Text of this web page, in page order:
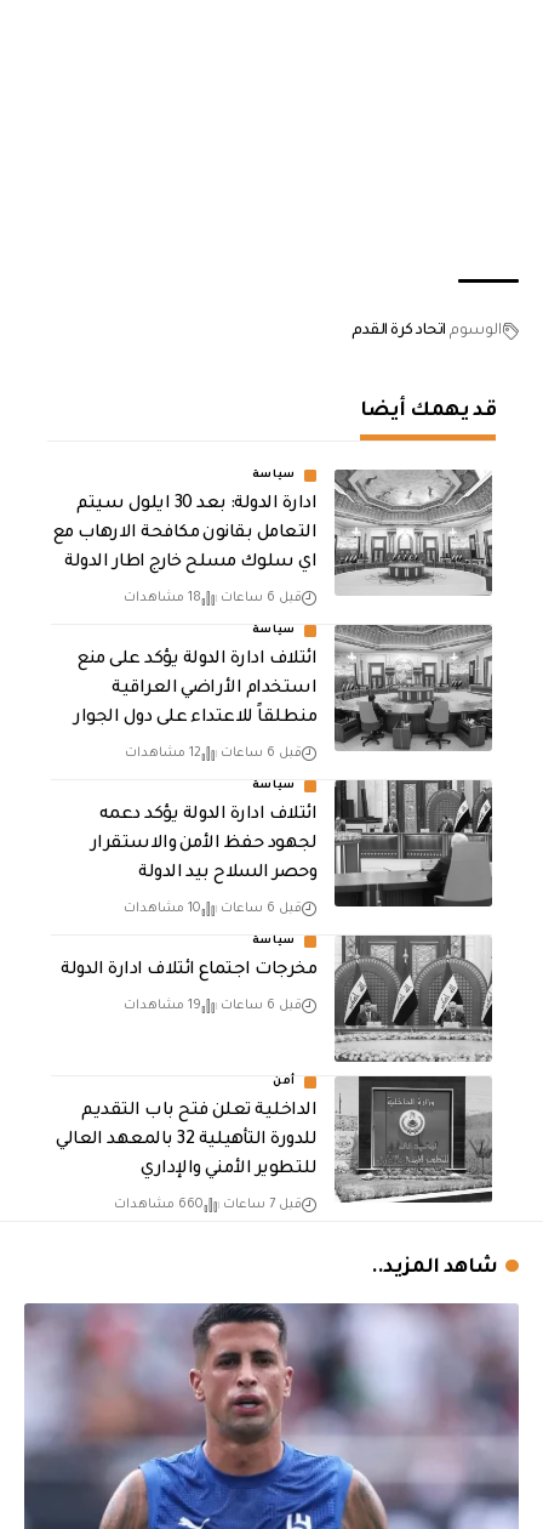
الوسوم اتحاد كرة القدم
قد يهمك أيضا
سياسة
ادارة الدولة: بعد 30 ايلول سيتم
التعامل بقانون مكافحة الارهاب مع
اي سلوك مسلح خارج اطار الدولة
قبل 6 ساعات 18 مشاهدات
سياسة
ائتلاف ادارة الدولة يؤكد على منع
استخدام الأراضي العراقية
منطلقاً للاعتداء على دول الجوار
قبل 6 ساعات 12 مشاهدات
سياسة
ائتلاف ادارة الدولة يؤكد دعمه
لجهود حفظ الأمن والاستقرار
وحصر السلاح بيد الدولة
قبل 6 ساعات 10 مشاهدات
سياسة
مخرجات اجتماع ائتلاف ادارة الدولة
قبل 6 ساعات 19 مشاهدات
أمن
الداخلية تعلن فتح باب التقديم
للدورة التأهيلية 32 بالمعهد العالي
للتطوير الأمني والإداري
قبل 7 ساعات 660 مشاهدات
شاهد المزيد..